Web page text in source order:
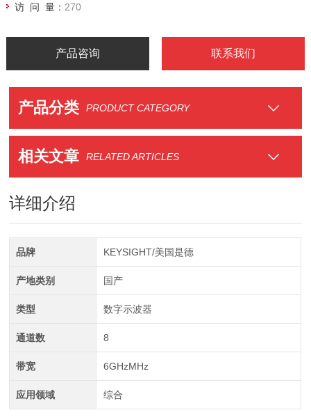
访 问 量： 270
产品咨询 联系我们
产品分类 PRODUCT CATEGORY
相关文章 RELATED ARTICLES
详细介绍
品牌 KEYSIGHT/美国是德
产地类别 国产
类型 数字示波器
通道数 8
带宽 6GHzMHz
应用领域 综合